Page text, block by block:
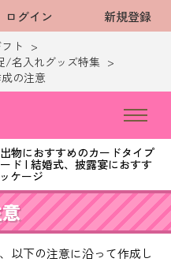
ログイン 新規登録
ト
/名入れグッズ特集
の注意
物におすすめのカードタイプ
ド | 結婚式、披露宴におすす
ケージ
以下の注意に沿って作成し